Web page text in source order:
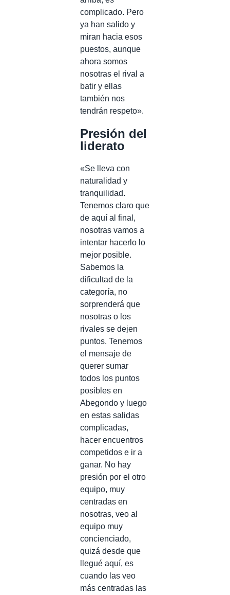
complicado. Pero
ya han salido y
miran hacia esos
puestos, aunque
ahora somos
nosotras el rival a
batir y ellas
también nos
tendrán respeto».
Presión del
liderato
«Se lleva con
naturalidad y
tranquilidad.
Tenemos claro que
de aquí al final,
nosotras vamos a
intentar hacerlo lo
mejor posible.
Sabemos la
dificultad de la
categoría, no
sorprenderá que
nosotras o los
rivales se dejen
puntos. Tenemos
el mensaje de
querer sumar
todos los puntos
posibles en
Abegondo y luego
en estas salidas
complicadas,
hacer encuentros
competidos e ir a
ganar. No hay
presión por el otro
equipo, muy
centradas en
nosotras, veo al
equipo muy
concienciado,
quizá desde que
llegué aquí, es
cuando las veo
más centradas las